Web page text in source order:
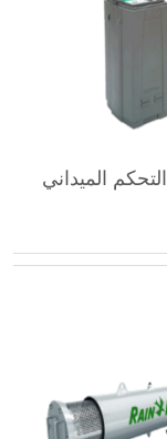
التحكم الميداني